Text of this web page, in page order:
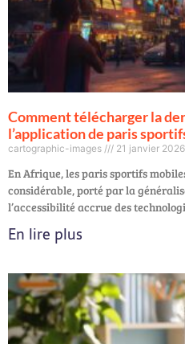
Comment télécharger la
l’application de paris
cartographic-images 21 janvier 2026
En Afrique, les paris sportifs
considérable, porté par la
l’accessibilité accrue des
En lire plus